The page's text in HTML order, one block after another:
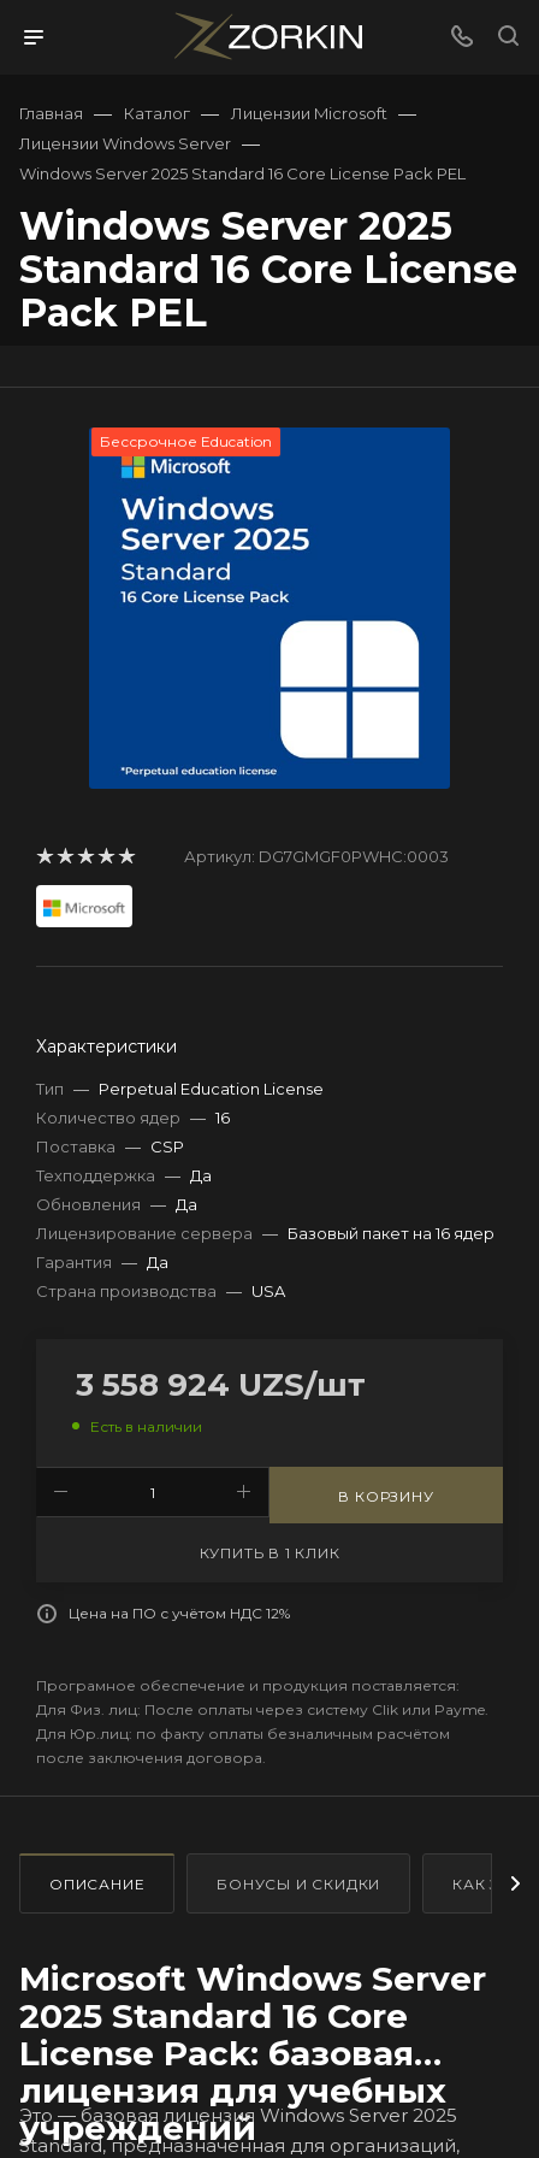
Главная — Каталог — Лицензии Microsoft —
Лицензии Windows Server —
Windows Server 2025 Standard 16 Core License Pack PЕL
Windows Server 2025
Standard 16 Core License
Pack PЕL
Бессрочное Education
Артикул: DG7GMGF0PWHC:0003
Характеристики
Тип — Perpetual Education License
Количество ядер — 16
Поставка — CSP
Техподдержка — Да
Обновления — Да
Лицензирование сервера — Базовый пакет на 16 ядер
Гарантия — Да
Страна производства — USA
3 558 924 UZS/шт
Есть в наличии
В КОРЗИНУ
КУПИТЬ В 1 КЛИК
Цена на ПО с учётом НДС 12%
Програмное обеспечение и продукция поставляется:
Для Физ. лиц: После оплаты через систему Clik или Payme.
Для Юр.лиц: по факту оплаты безналичным расчётом
после заключения договора.
ОПИСАНИЕ БОНУСЫ И СКИДКИ КАК
Microsoft Windows Server
2025 Standard 16 Core
License Pack: базовая
лицензия для учебных
учреждений
Это — базовая лицензия Windows Server 2025
Standard, предназначенная для организаций,